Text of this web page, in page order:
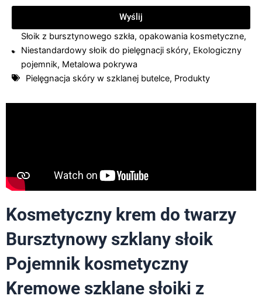
Wyślij
Słoik z bursztynowego szkła, opakowania kosmetyczne,
Niestandardowy słoik do pielęgnacji skóry, Ekologiczny
pojemnik, Metalowa pokrywa
Pielęgnacja skóry w szklanej butelce, Produkty
Kosmetyczny krem do twarzy
Bursztynowy szklany słoik
Pojemnik kosmetyczny
Kremowe szklane słoiki z